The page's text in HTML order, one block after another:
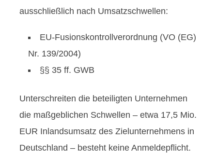
ausschließlich nach Umsatzschwellen:
EU-Fusionskontrollverordnung (VO (EG)
Nr. 139/2004)
§§ 35 ff. GWB
Unterschreiten die beteiligten Unternehmen
die maßgeblichen Schwellen – etwa 17,5 Mio.
EUR Inlandsumsatz des Zielunternehmens in
Deutschland – besteht keine Anmeldepflicht.